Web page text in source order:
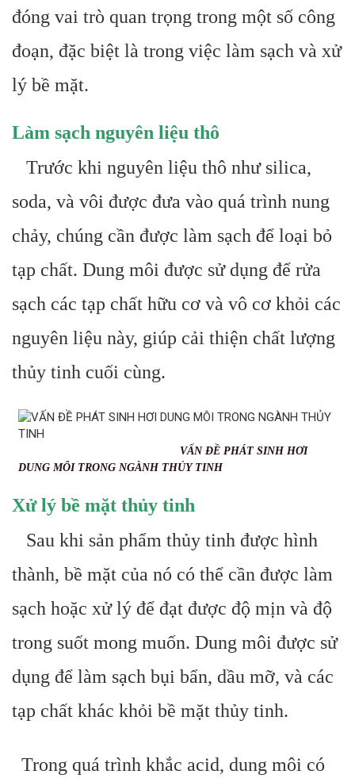
đóng vai trò quan trọng trong một số công
đoạn, đặc biệt là trong việc làm sạch và xử
lý bề mặt.
Làm sạch nguyên liệu thô
Trước khi nguyên liệu thô như silica,
soda, và vôi được đưa vào quá trình nung
chảy, chúng cần được làm sạch để loại bỏ
tạp chất. Dung môi được sử dụng để rửa
sạch các tạp chất hữu cơ và vô cơ khỏi các
nguyên liệu này, giúp cải thiện chất lượng
thủy tinh cuối cùng.
VẤN ĐỀ PHÁT SINH HƠI
DUNG MÔI TRONG NGÀNH THỦY TINH
Xử lý bề mặt thủy tinh
Sau khi sản phẩm thủy tinh được hình
thành, bề mặt của nó có thể cần được làm
sạch hoặc xử lý để đạt được độ mịn và độ
trong suốt mong muốn. Dung môi được sử
dụng để làm sạch bụi bẩn, dầu mỡ, và các
tạp chất khác khỏi bề mặt thủy tinh.
Trong quá trình khắc acid, dung môi có